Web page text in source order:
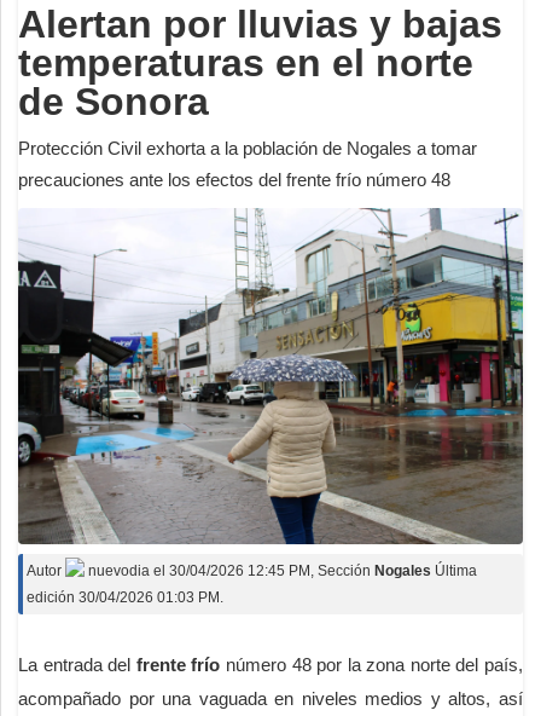
Alertan por lluvias y bajas
temperaturas en el norte
de Sonora
Protección Civil exhorta a la población de Nogales a tomar
precauciones ante los efectos del frente frío número 48
Autor nuevodia el 30/04/2026 12:45 PM , Sección Nogales Última
edición 30/04/2026 01:03 PM.
La entrada del frente frío número 48 por la zona norte del país,
acompañado por una vaguada en niveles medios y altos, así